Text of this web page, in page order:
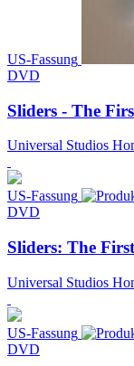
US-Fassung
DVD
Sliders - The
Universal Studios
US-Fassung
DVD
Sliders: The
Universal Studios
US-Fassung
DVD